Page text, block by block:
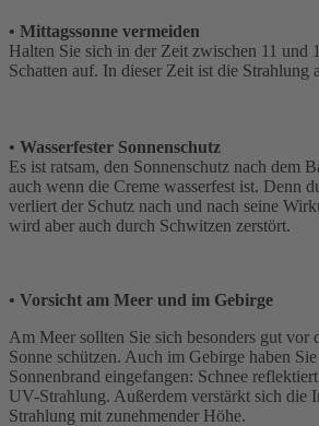
• Mittagssonne vermeiden
Halten Sie sich in der Zeit zwischen 11 und
Schatten auf. In dieser Zeit ist die Strahlung
• Wasserfester Sonnenschutz
Es ist ratsam, den Sonnenschutz nach dem
auch wenn die Creme wasserfest ist. Denn
verliert der Schutz nach und nach seine
wird aber auch durch Schwitzen zerstört.
• Vorsicht am Meer und im Gebirge
Am Meer sollten Sie sich besonders gut vor
Sonne schützen. Auch im Gebirge haben
Sonnenbrand eingefangen: Schnee
UV-Strahlung. Außerdem verstärkt sich die
Strahlung mit zunehmender Höhe.